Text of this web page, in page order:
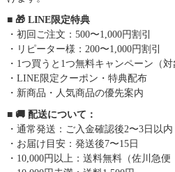
■ 🎁 LINE限定特典
・初回ご注文：500〜1,000円割引
・リピーター様：200〜1,000円割引
・1つ買うと1つ無料キャンペーン（対
・LINE限定クーポン・特典配布
・新商品・人気商品の優先案内
■ 🚚 配送について：
・通常発送：ご入金確認後2〜3日以内
・お届け目安：発送後7〜15日
・10,000円以上：送料無料（佐川急便